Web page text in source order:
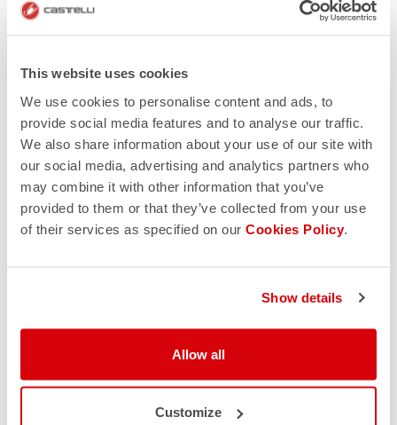
This website uses cookies
We use cookies to personalise content and ads, to
provide social media features and to analyse our traffic.
We also share information about your use of our site with
our social media, advertising and analytics partners who
may combine it with other information that you’ve
provided to them or that they’ve collected from your use
of their services as specified on our Cookies Policy.
Show details
Allow all
Customize